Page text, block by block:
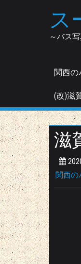
ス
～バス写
関西の
(改)滋
滋
関西の